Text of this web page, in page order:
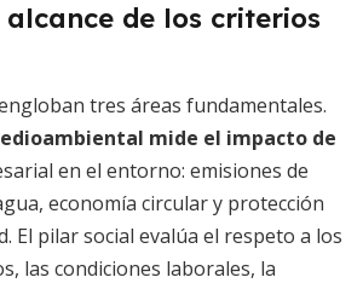
de los criterios
tres áreas fundamentales.
mide el impacto de
en el entorno: emisiones de
economía circular y protección
El pilar social evalúa el respeto a los
las condiciones laborales, la